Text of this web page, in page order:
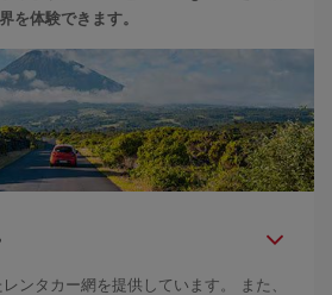
を体験できます。
ンタカー網を提供しています。 また、